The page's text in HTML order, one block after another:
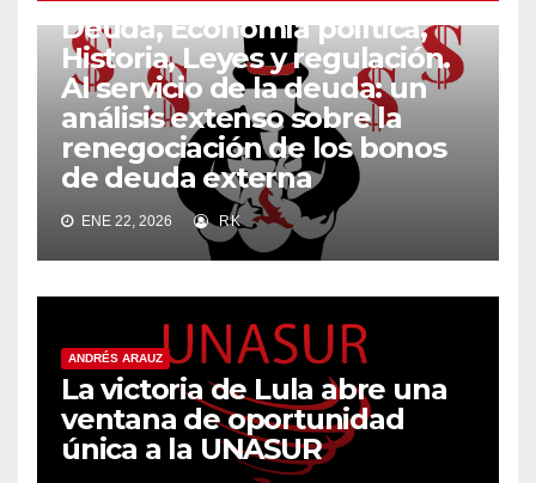
Deuda, Economía política,
Historia, Leyes y regulación.
Al servicio de la deuda: un
análisis extenso sobre la
renegociación de los bonos
de deuda externa
ENE 22, 2026 RK
ANDRÉS ARAUZ
La victoria de Lula abre una
ventana de oportunidad
única a la UNASUR